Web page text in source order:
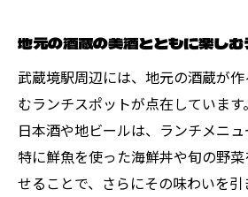
地元の酒蔵の美酒とともに楽し
武蔵境駅周辺には、地元の酒蔵が
むランチスポットが点在していま
日本酒や地ビールは、ランチメニュ
特に鮮魚を使った海鮮丼や旬の野
せることで、さらにその味わいを引